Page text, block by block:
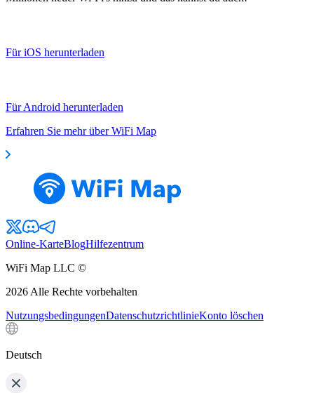
Für iOS herunterladen
Für Android herunterladen
Erfahren Sie mehr über WiFi Map
Online-KarteBlogHilfezentrum
WiFi Map LLC ©
2026 Alle Rechte vorbehalten
NutzungsbedingungenDatenschutzrichtlinieKonto löschen
Deutsch